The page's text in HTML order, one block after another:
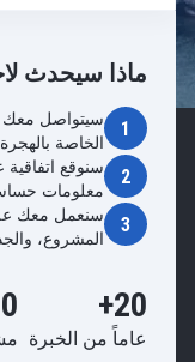
ماذا سيحدث
1
سيتواصل معك
الخاصة
2
معلومات
3
سنعمل معك
المشروع،
20+
عاماً من الخبرة